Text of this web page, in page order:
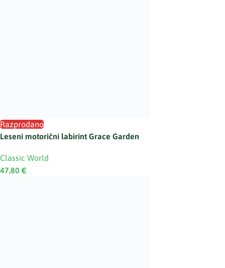
Razprodano
Leseni motorični labirint Grace Garden
Classic World
47,80 €